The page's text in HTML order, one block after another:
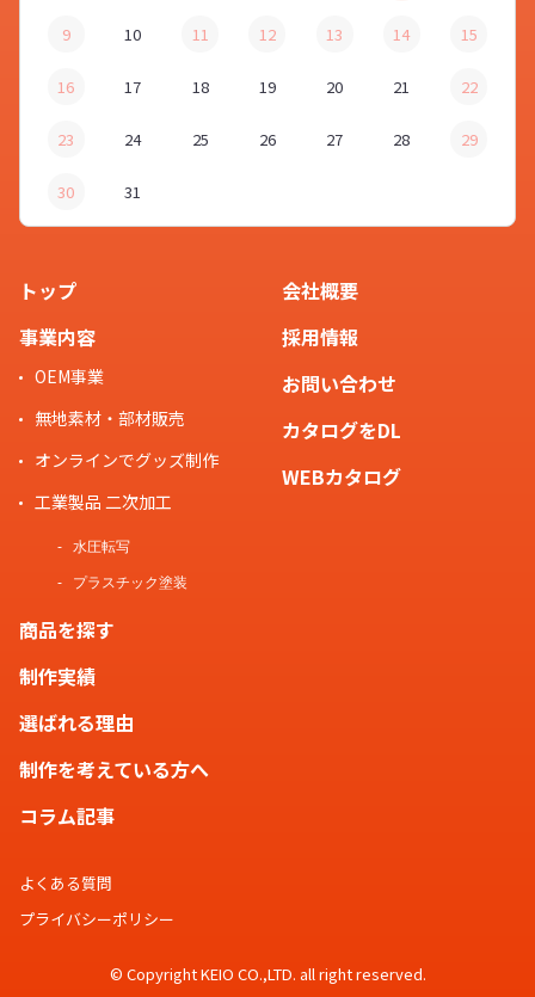
9 10 11 12 13 14 15
16 17 18 19 20 21 22
23 24 25 26 27 28 29
30 31
トップ
事業内容
OEM事業
無地素材・部材販売
オンラインでグッズ制作
工業製品 二次加工
水圧転写
プラスチック塗装
商品を探す
制作実績
選ばれる理由
制作を考えている方へ
コラム記事
会社概要
採用情報
お問い合わせ
カタログをDL
WEBカタログ
よくある質問
プライバシーポリシー
© Copyright KEIO CO.,LTD. all right reserved.